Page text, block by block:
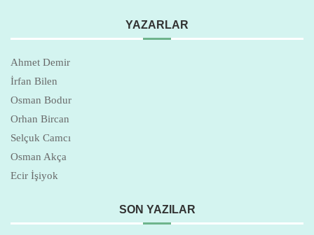
YAZARLAR
Ahmet Demir
İrfan Bilen
Osman Bodur
Orhan Bircan
Selçuk Camcı
Osman Akça
Ecir İşiyok
SON YAZILAR